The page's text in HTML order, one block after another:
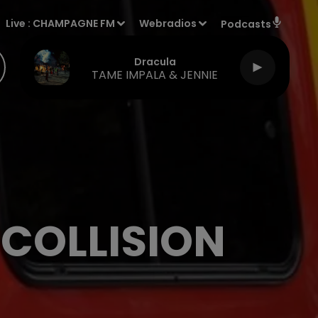
Live : CHAMPAGNE FM Webradios Podcasts
Dracula
TAME IMPALA & JENNIE